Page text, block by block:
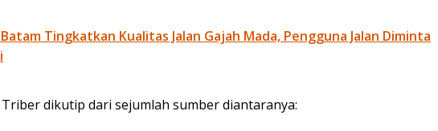
Batam Tingkatkan Kualitas Jalan Gajah Mada, Pengguna Jalan Diminta
dikutip dari sejumlah sumber diantaranya: